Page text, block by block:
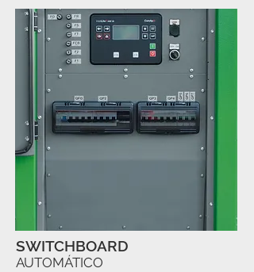
SWITCHBOARD
AUTOMÁTICO